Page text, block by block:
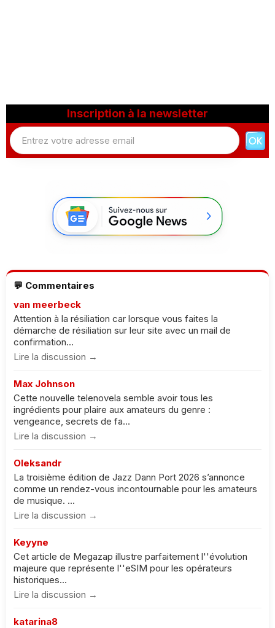
Inscription à la newsletter
💬 Commentaires
van meerbeck
Attention à la résiliation car lorsque vous faites la
démarche de résiliation sur leur site avec un mail de
confirmation...
Lire la discussion →
Max Johnson
Cette nouvelle telenovela semble avoir tous les
ingrédients pour plaire aux amateurs du genre :
vengeance, secrets de fa...
Lire la discussion →
Oleksandr
La troisième édition de Jazz Dann Port 2026 s’annonce
comme un rendez-vous incontournable pour les amateurs
de musique. ...
Lire la discussion →
Keyyne
Cet article de Megazap illustre parfaitement l''évolution
majeure que représente l''eSIM pour les opérateurs
historiques...
Lire la discussion →
katarina8